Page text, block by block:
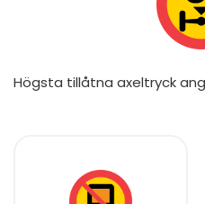
Högsta tillåtna axeltryck